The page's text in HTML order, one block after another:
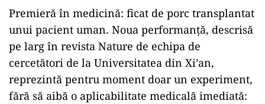
Premieră în medicină: ficat de porc transplantat
unui pacient uman. Noua performanță, descrisă
pe larg în revista Nature de echipa de
cercetători de la Universitatea din Xi’an,
reprezintă pentru moment doar un experiment,
fără să aibă o aplicabilitate medicală imediată: